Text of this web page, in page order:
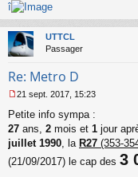
o
n
l
u
î
UTTCL
Passager
Re: Metro D
e
s
s
g
21 sept. 2017, 15:23
Petite info sympa :
27 ans, 2 mois et 1 jour
juillet 1990 , la R27 (353-
(21/09/2017) le cap des 3